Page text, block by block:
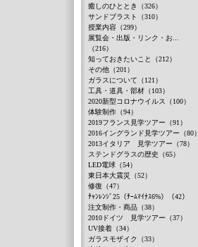
癒しのひととき（326）
サンドブラスト（310）
授業内容（299）
展覧会・出版・リンク・お...
（216）
知っておきたいこと（212）
その他（201）
ガラスについて（121）
工具・道具・部材（103）
2020新型コロナウイルス（100）
体験制作（94）
2019フランス見学ツアー（91）
2016イングランド見学ツアー（80）
2013イタリア 見学ツアー（78）
ステンドグラスの歴史（65）
LED電球（54）
東日本大震災（52）
修復（47）
ﾁｬﾝﾚﾝｼﾞ25（ﾁｰﾑﾏｲﾅｽ6%）（42）
注文制作・商品（38）
2010ドイツ 見学ツアー（37）
UV接着（34）
ガラスモザイク（33）